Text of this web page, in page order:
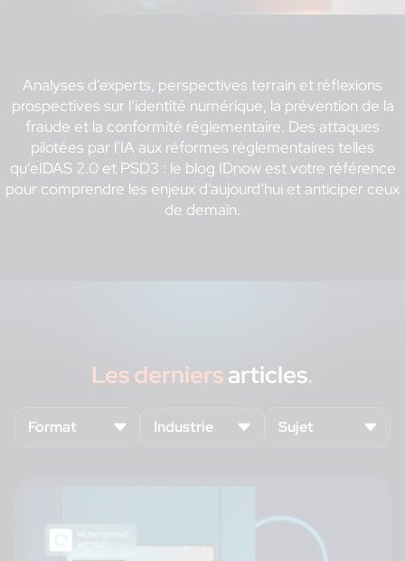
Analyses d’experts, perspectives terrain et réflexions
prospectives sur l’identité numérique, la prévention de la
fraude et la conformité réglementaire. Des attaques
pilotées par l’IA aux réformes réglementaires telles
qu’eIDAS 2.0 et PSD3 : le blog IDnow est votre référence
pour comprendre les enjeux d’aujourd’hui et anticiper ceux
de demain.
Les derniersarticles.